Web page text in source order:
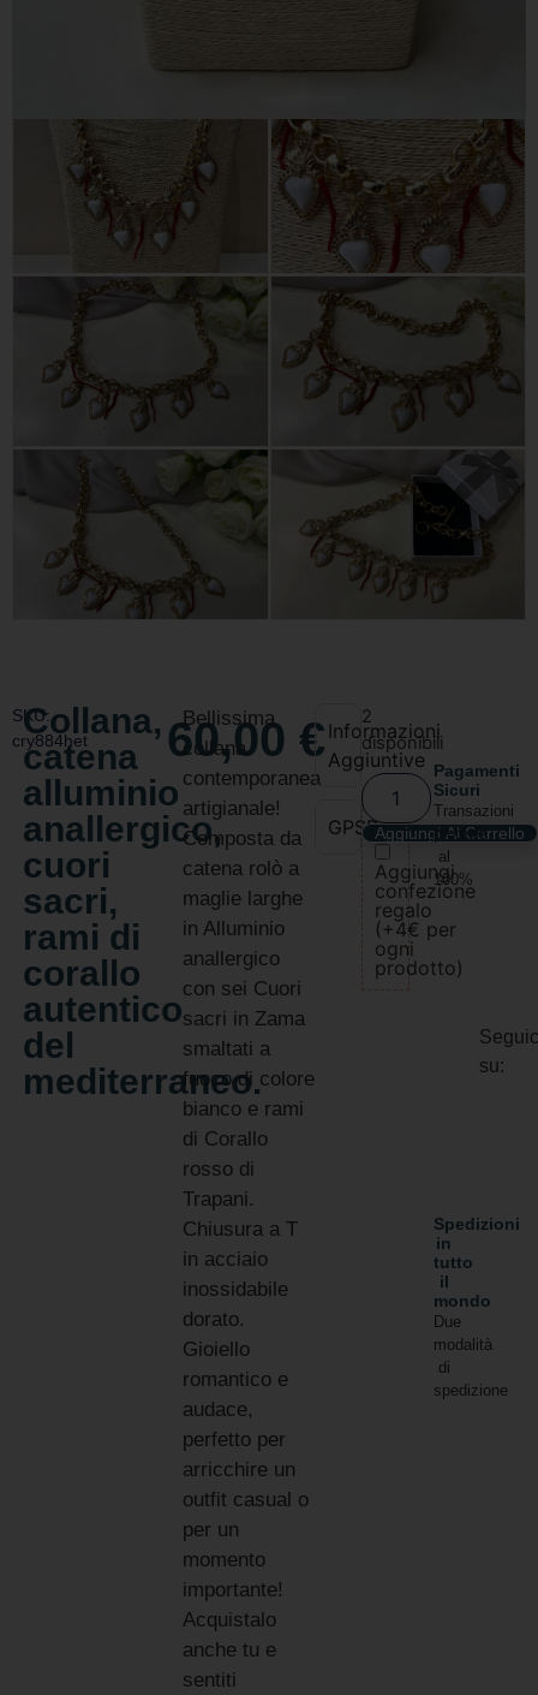
SKU:
cry884het
Collana,
catena
alluminio
anallergico,
cuori
sacri,
rami di
corallo
autentico
del
mediterraneo.
60,00€
Bellissima
collana
contemporanea
artigianale!
Composta da
catena rolò a
maglie larghe
in Alluminio
anallergico
con sei Cuori
sacri in Zama
smaltati a
fuoco di colore
bianco e rami
di Corallo
rosso di
Trapani.
Chiusura a T
in acciaio
inossidabile
dorato.
Gioiello
romantico e
audace,
perfetto per
arricchire un
outfit casual o
per un
momento
importante!
Acquistalo
anche tu e
sentiti
Informazioni
Aggiuntive
GPSR
2
disponibili
Aggiungi Al Carrello
Aggiungi
confezione
regalo
(+4€ per
ogni
prodotto)
Pagamenti
Sicuri
Transazioni
protette
al
100%
Spedizioni
in
tutto
il
mondo
Due
modalità
di
spedizione
su: